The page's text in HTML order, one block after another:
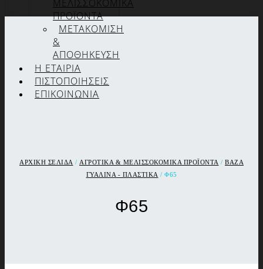
ΜΕΛΙΣΣΟΚΟΜΙΚΑ
ΠΡΟΪΟΝΤΑ
ΜΕΤΑΚΟΜΙΣΗ
&
ΑΠΟΘΗΚΕΥΣΗ
Η ΕΤΑΙΡΊΑ
ΠΙΣΤΟΠΟΙΉΣΕΙΣ
ΕΠΙΚΟΙΝΩΝΊΑ
ΑΡΧΙΚΉ ΣΕΛΊΔΑ / ΑΓΡΟΤΙΚΑ & ΜΕΛΙΣΣΟΚΟΜΙΚΑ ΠΡΟΪΟΝΤΑ / ΒΑΖΑ
ΓΥΑΛΙΝΑ - ΠΛΑΣΤΙΚΑ / Φ65
Φ65